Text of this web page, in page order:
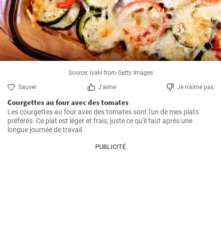
Source: nixki from Getty Images
Sauver J'aime Je n'aime pas
Courgettes au four avec des tomates
Les courgettes au four avec des tomates sont l'un de mes plats
préférés. Ce plat est léger et frais, juste ce qu'il faut après une
longue journée de travail.
PUBLICITÉ